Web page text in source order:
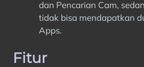
dan Pencarian Cam,
tidak bisa mendapatkan
Apps.
Fitur